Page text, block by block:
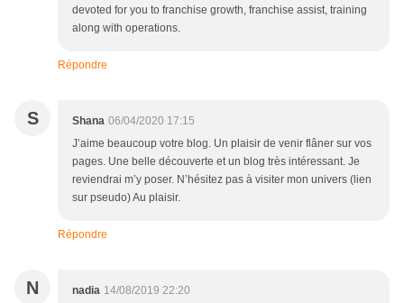
devoted for you to franchise growth, franchise assist, training
along with operations.
Répondre
S Shana 06/04/2020 17:15
J’aime beaucoup votre blog. Un plaisir de venir flâner sur vos
pages. Une belle découverte et un blog très intéressant. Je
reviendrai m’y poser. N’hésitez pas à visiter mon univers (lien
sur pseudo) Au plaisir.
Répondre
N nadia 14/08/2019 22:20